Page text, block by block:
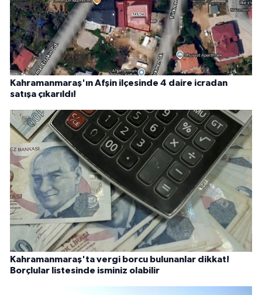
Kahramanmaraş'ın Afşin ilçesinde 4 daire icradan
satışa çıkarıldı!
Kahramanmaraş'ta vergi borcu bulunanlar dikkat!
Borçlular listesinde isminiz olabilir